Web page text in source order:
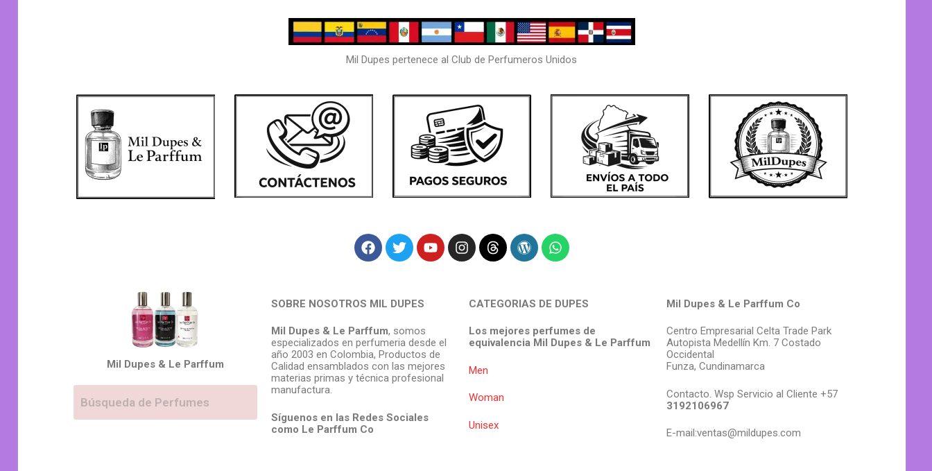
Mil Dupes pertenece al Club de Perfumeros Unidos
Mil Dupes & Le Parffum
SOBRE NOSOTROS MIL DUPES
Mil Dupes & Le Parffum, somos
especializados en perfumeria desde el
año 2003 en Colombia, Productos de
Calidad ensamblados con las mejores
materias primas y técnica profesional
manufactura.
Síguenos en las Redes Sociales
como Le Parffum Co
CATEGORIAS DE DUPES
Los mejores perfumes de
equivalencia Mil Dupes & Le Parffum
Men
Woman
Unisex
Mil Dupes & Le Parffum Co
Centro Empresarial Celta Trade Park
Autopista Medellín Km. 7 Costado
Occidental
Funza, Cundinamarca
Contacto. Wsp Servicio al Cliente +57
3192106967
E-mail:ventas@mildupes.com